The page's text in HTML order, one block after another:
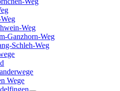
Weg
Ganzhorn-Weg
Schleh-Weg
Wege